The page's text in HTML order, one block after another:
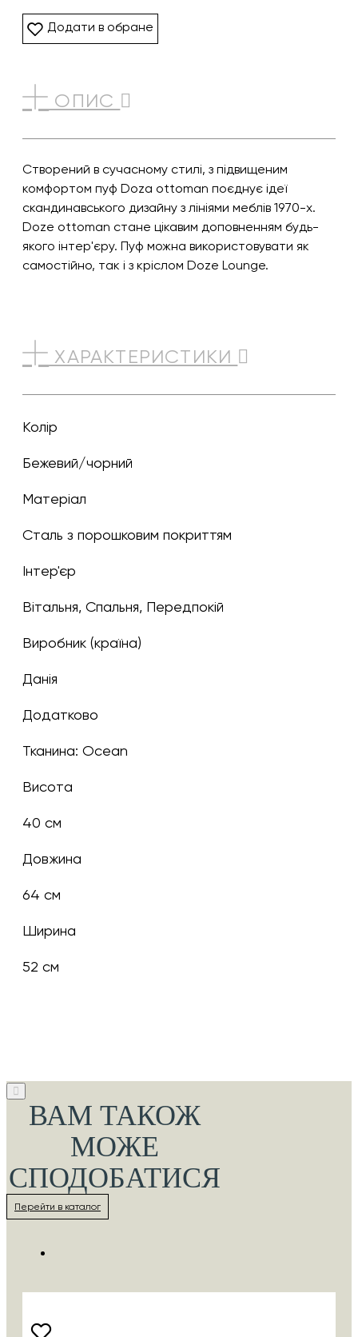
Додати в обране
ОПИС
Створений в сучасному стилі, з підвищеним
комфортом пуф Doza ottoman поєднує ідеї
скандинавського дизайну з лініями меблів 1970-х.
Doze ottoman стане цікавим доповненням будь-
якого інтер'єру. Пуф можна використовувати як
самостійно, так і з кріслом Doze Lounge.
ХАРАКТЕРИСТИКИ
Колір
бежевий/чорний
Матеріал
Сталь з порошковим покриттям
Інтер'єр
Вітальня, Спальня, Передпокій
Виробник (країна)
Данія
Додатково
Тканина: Ocean
Висота
40 см
Довжина
64 см
Ширина
52 см
ВАМ ТАКОЖ
МОЖЕ
СПОДОБАТИСЯ
Перейти в каталог